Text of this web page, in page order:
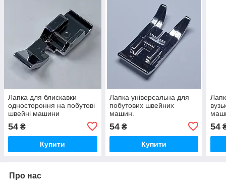
Лапка для блискавки
одностороння на побутові
швейні машини
54 ₴
Купити
Лапка універсальна для
побутових швейних
машин.
54₴
Купити
54
Про нас